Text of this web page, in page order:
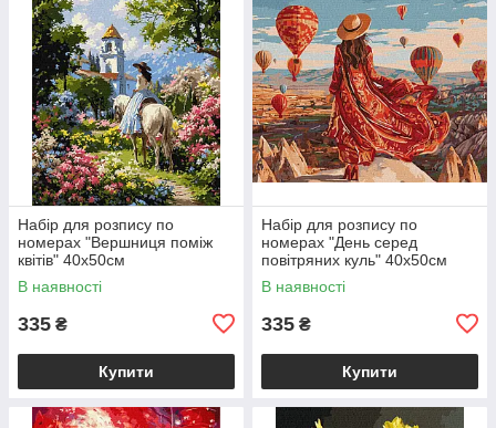
Набір для розпису по
номерах "Вершниця поміж
квітів" 40х50см
В наявності
335 ₴
Купити
Набір для розпису по
номерах "День серед
повітряних куль" 40х50см
В наявності
335 ₴
Купити